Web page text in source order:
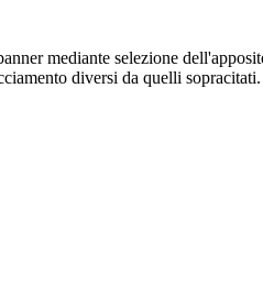
mediante selezione
diversi da quelli sopracitati.